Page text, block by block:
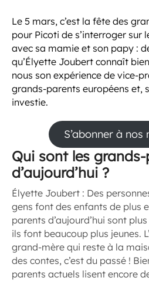
Le 5 mars, c’est la fête des
pour Picoti de s’interroger sur
avec sa mamie et son papy :
qu’Élyette Joubert connaît
nous son expérience de vice-
grands-parents européens et,
investie.
S’abonner à nos
Qui sont les
d’aujourd’hui ?
Élyette Joubert : Des
gens font des enfants de plus
parents d’aujourd’hui sont
ils font beaucoup plus jeunes.
grand-mère qui reste à la
des contes, c’est du passé !
parents actuels lisent encore